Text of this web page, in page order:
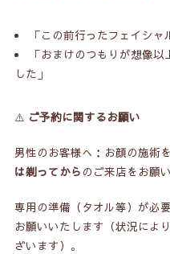
「この前行ったフェイシ
「おまけのつもりが想像
した」
⚠️ ご予約に関するお願い
男性のお客様へ：お顔の施術
は剃ってから のご来店をお願
専用の準備（タオル等）が必要
お願いいたします（状況によ
ざいます）。